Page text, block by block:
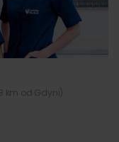
km od Gdyni)